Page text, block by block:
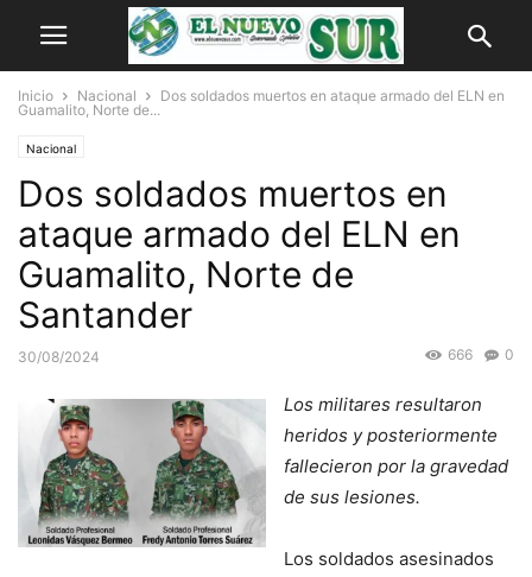
Inicio Nacional
Dos soldados muertos en ataque armado del ELN en
Guamalito, Norte de...
Nacional
Dos soldados muertos en
ataque armado del ELN en
Guamalito, Norte de
Santander
30/08/2024 0
666
Los militares resultaron
heridos y posteriormente
fallecieron por la gravedad
de sus lesiones.
Los soldados asesinados